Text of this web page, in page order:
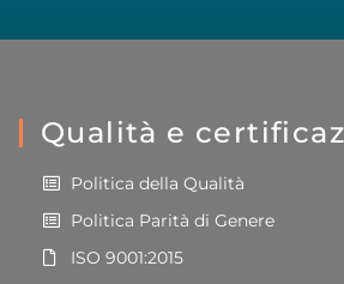
Qualità e
Politica della Qualità
Politica Parità di Genere
ISO 9001:2015